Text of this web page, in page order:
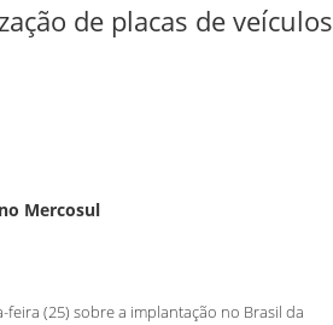
de placas de veículos
Mercosul
(25) sobre a implantação no Brasil da